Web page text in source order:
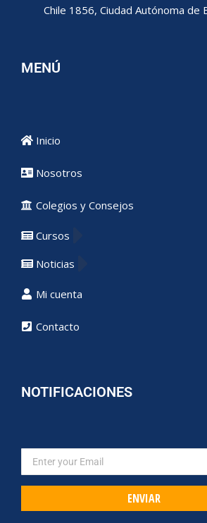
Chile 1856, Ciudad Autónoma de
MENÚ
Inicio
Nosotros
Colegios y Consejos
Cursos
Noticias
Mi cuenta
Contacto
NOTIFICACIONES
ENVIAR